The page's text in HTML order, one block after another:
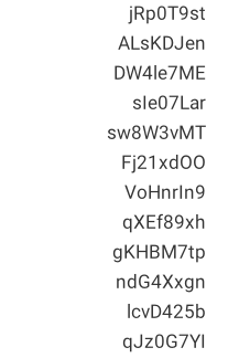
jRp0T9st
ALsKDJen
DW4le7ME
sIe07Lar
sw8W3vMT
Fj21xdOO
VoHnrIn9
qXEf89xh
gKHBM7tp
ndG4Xxgn
lcvD425b
qJz0G7YI